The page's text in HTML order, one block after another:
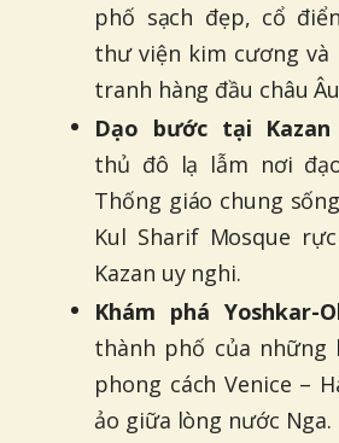
phố sạch đẹp, cổ
thư viện kim cương và
tranh hàng đầu châu
Dạo bước tại Kazan
thủ đô lạ lẫm nơi
Thống giáo chung
Kul Sharif Mosque
Kazan uy nghi.
Khám phá Yoshkar-
thành phố của những
phong cách Venice –
ảo giữa lòng nước Nga.